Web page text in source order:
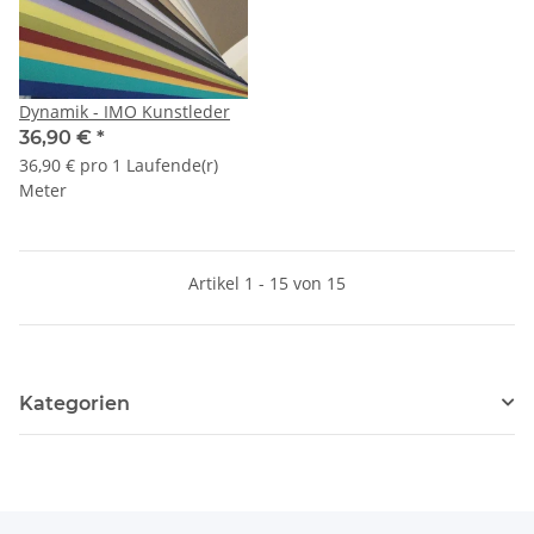
Dynamik - IMO Kunstleder
36,90 € *
36,90 € pro 1 Laufende(r)
Meter
Artikel 1 - 15 von 15
Kategorien